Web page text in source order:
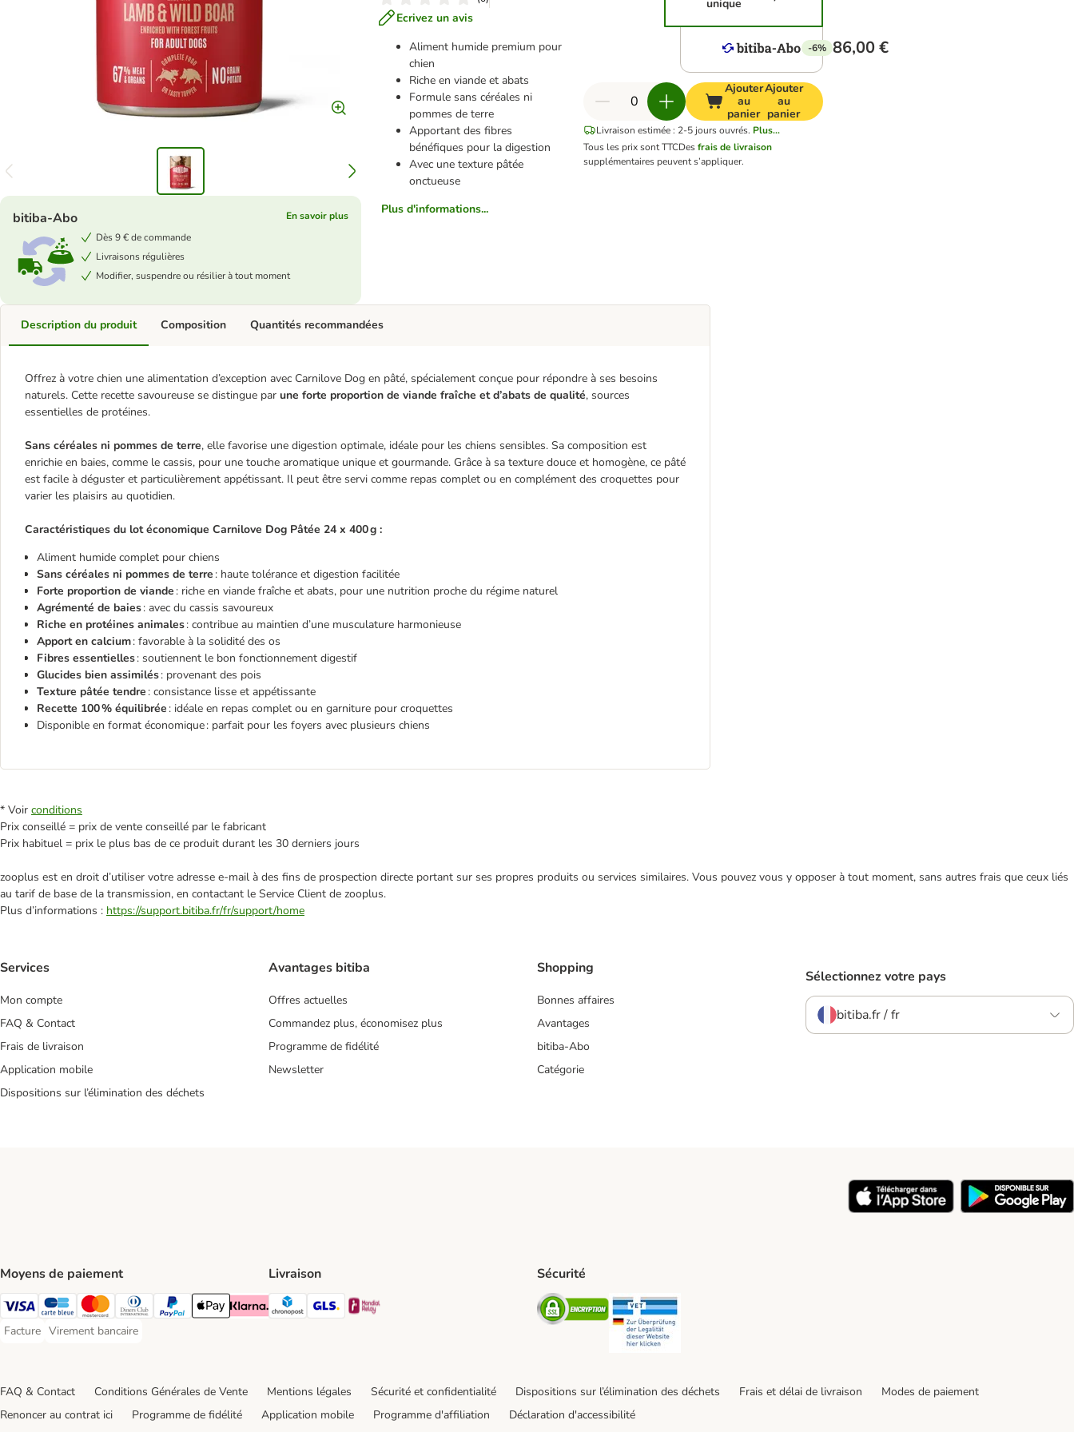
Ecrivez un avis
Aliment humide premium pour
chien
Riche en viande et abats
Formule sans céréales ni
pommes de terre
Apportant des fibres
bénéfiques pour la digestion
Avec une texture pâtée
onctueuse
Plus d'informations...
bitiba-Abo
En savoir plus
Dès 9 € de commande
Livraisons régulières
Modifier, suspendre ou résilier à tout moment
unique
-6% 86,00 €
Ajouter
au
panier
Ajouter
au
panier
Livraison estimée : 2-5 jours ouvrés. Plus...
Tous les prix sont TTCDesfrais de livraison
supplémentaires peuvent s’appliquer.
Description du produit
Offrez à votre chien une alimentation d’exception avec Carnilove Dog en pâté, spécialement conçue pour répondre à ses besoins
naturels. Cette recette savoureuse se distingue par une forte proportion de viande fraîche et d’abats de qualité, sources
essentielles de protéines.
Sans céréales ni pommes de terre, elle favorise une digestion optimale, idéale pour les chiens sensibles. Sa composition est
enrichie en baies, comme le cassis, pour une touche aromatique unique et gourmande. Grâce à sa texture douce et homogène, ce pâté
est facile à déguster et particulièrement appétissant. Il peut être servi comme repas complet ou en complément des croquettes pour
varier les plaisirs au quotidien.
Caractéristiques du lot économique Carnilove Dog Pâtée 24 x 400 g :
Aliment humide complet pour chiens
Sans céréales ni pommes de terre : haute tolérance et digestion facilitée
Forte proportion de viande : riche en viande fraîche et abats, pour une nutrition proche du régime naturel
Agrémenté de baies: avec du cassis savoureux
Riche en protéines animales: contribue au maintien d’une musculature harmonieuse
Apport en calcium: favorable à la solidité des os
Fibres essentielles: soutiennent le bon fonctionnement digestif
Glucides bien assimilés: provenant des pois
Texture pâtée tendre : consistance lisse et appétissante
Recette 100 % équilibrée : idéale en repas complet ou en garniture pour croquettes
Disponible en format économique : parfait pour les foyers avec plusieurs chiens
Composition Quantités recommandées
* Voir conditions
Prix conseillé = prix de vente conseillé par le fabricant
Prix habituel = prix le plus bas de ce produit durant les 30 derniers jours
zooplus est en droit d’utiliser votre adresse e‑mail à des fins de prospection directe portant sur ses propres produits ou services similaires. Vous pouvez vous y opposer à tout moment, sans autres frais que ceux liés
au tarif de base de la transmission, en contactant le Service Client de zooplus.
Plus d’informations : https://support.bitiba.fr/fr/support/home
Services
Mon compte
FAQ & Contact
Frais de livraison
Application mobile
Dispositions sur l’élimination des déchets
Avantages bitiba
Offres actuelles
Commandez plus, économisez plus
Programme de fidélité
Newsletter
Shopping
Bonnes affaires
Avantages
bitiba-Abo
Catégorie
Sélectionnez votre pays
bitiba.fr / fr
Moyens de paiement
Visa Payment Method
carte bleue Payment Method
Master Card Payment Method
Diners Club Payment Method
Paypal Payment Method
Apple Pay Payment Method
Klarna Payment Method
Facture
Facture Payment Method
Virement bancaire
Virement bancaire Payment Method
Livraison
Chronopost Shipping Method
GLS Shipping Method
Mondial relay Shipping Method
Sécurité
Security
FAQ & Contact Conditions Générales de Vente Mentions légales Sécurité et confidentialité Dispositions sur l’élimination des déchets Frais et délai de livraison
Modes de paiement
Renoncer au contrat ici
Programme de fidélité Application mobile Programme d'affiliation Déclaration d'accessibilité